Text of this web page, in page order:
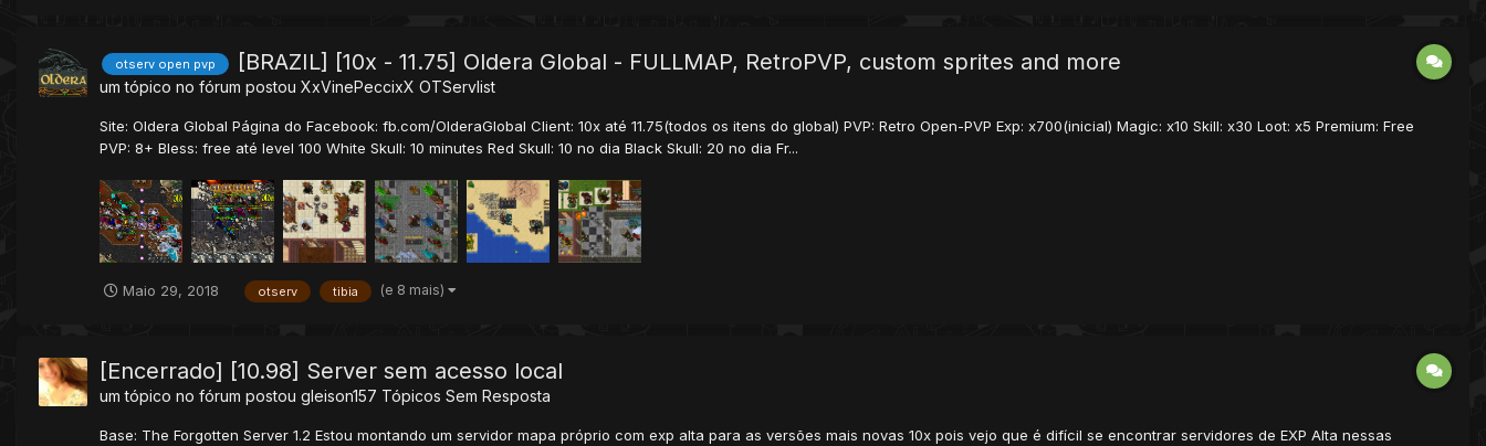
otserv open pvp [BRAZIL] [10x - 11.75] Oldera Global - FULLMAP, RetroPVP, custom sprites and more
um tópico no fórum postou XxVinePeccixX OTServlist
Site: Oldera Global Página do Facebook: fb.com/OlderaGlobal Client: 10x até 11.75(todos os itens do global) PVP: Retro Open-PVP Exp: x700(inicial) Magic: x10 Skill: x30 Loot: x5 Premium: Free
PVP: 8+ Bless: free até level 100 White Skull: 10 minutes Red Skull: 10 no dia Black Skull: 20 no dia Fr...
Maio 29, 2018 otserv tibia (e 8 mais)
[Encerrado] [10.98] Server sem acesso local
um tópico no fórum postou gleison157 Tópicos Sem Resposta
Base: The Forgotten Server 1.2 Estou montando um servidor mapa próprio com exp alta para as versões mais novas 10x pois vejo que é difícil se encontrar servidores de EXP Alta nessas